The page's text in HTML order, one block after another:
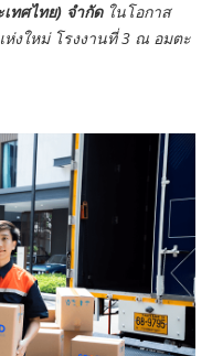
ทศไทย) จำกัดในโอกาส
งใหม่ โรงงานที่ 3 ณ อมตะ